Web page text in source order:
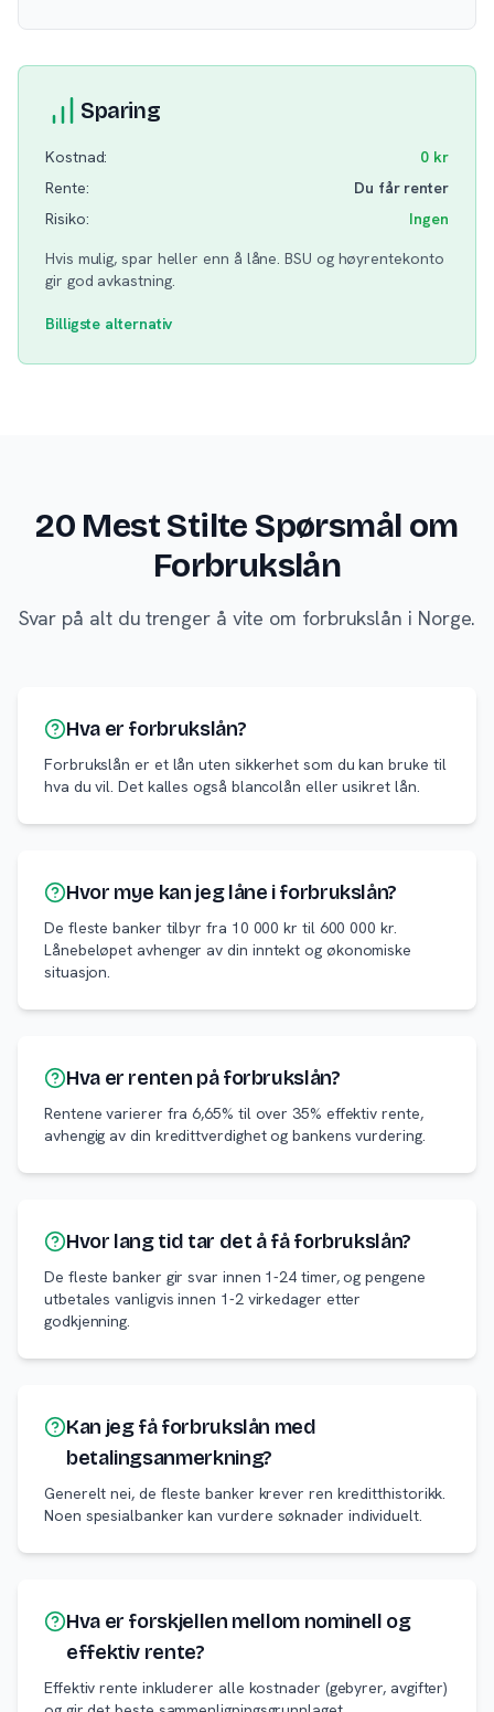
Sparing
Kostnad:
0 kr
Rente:
Du får renter
Risiko:
Ingen
Hvis mulig, spar heller enn å låne. BSU og høyrentekonto
gir god avkastning.
Billigste alternativ
20 Mest Stilte Spørsmål om
Forbrukslån
Svar på alt du trenger å vite om forbrukslån i Norge.
Hva er forbrukslån?
Forbrukslån er et lån uten sikkerhet som du kan bruke til
hva du vil. Det kalles også blancolån eller usikret lån.
Hvor mye kan jeg låne i forbrukslån?
De fleste banker tilbyr fra 10 000 kr til 600 000 kr.
Lånebeløpet avhenger av din inntekt og økonomiske
situasjon.
Hva er renten på forbrukslån?
Rentene varierer fra 6,65% til over 35% effektiv rente,
avhengig av din kredittverdighet og bankens vurdering.
Hvor lang tid tar det å få forbrukslån?
De fleste banker gir svar innen 1-24 timer, og pengene
utbetales vanligvis innen 1-2 virkedager etter
godkjenning.
Kan jeg få forbrukslån med
betalingsanmerkning?
Generelt nei, de fleste banker krever ren kreditthistorikk.
Noen spesialbanker kan vurdere søknader individuelt.
Hva er forskjellen mellom nominell og
effektiv rente?
Effektiv rente inkluderer alle kostnader (gebyrer, avgifter)